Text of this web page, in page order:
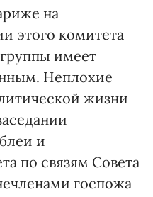
на
этого комитета
имеет
Неплохие
жизни
и
по связям Совета
госпожа